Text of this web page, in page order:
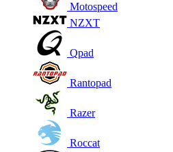
Motospeed
NZXT
Qpad
Rantopad
Razer
Roccat